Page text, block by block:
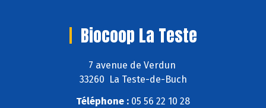
Biocoop La Teste
7 avenue de Verdun
33260 La Teste-de-Buch
Téléphone : 05 56 22 10 28